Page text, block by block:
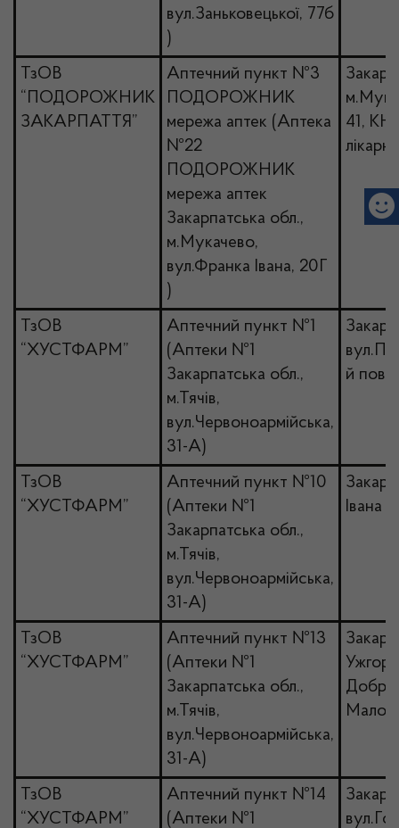
вул.Заньковецької, 77б
)
ТзОВ
“ПОДОРОЖНИК
ЗАКАРПАТТЯ”
Аптечний пункт №3
ПОДОРОЖНИК
мережа аптек (Аптека
№22
ПОДОРОЖНИК
мережа аптек
Закарпатська обл.,
м.Мукачево,
вул.Франка Івана, 20Г
)
41,
ТзОВ
“ХУСТФАРМ”
Аптечний пункт №1
(Аптеки №1
Закарпатська обл.,
м.Тячів,
вул.Червоноармійська,
31-А)
й
ТзОВ
“ХУСТФАРМ”
Аптечний пункт №10
(Аптеки №1
Закарпатська обл.,
м.Тячів,
вул.Червоноармійська,
31-А)
Івана
ТзОВ
“ХУСТФАРМ”
Аптечний пункт №13
(Аптеки №1
Закарпатська обл.,
м.Тячів,
вул.Червоноармійська,
31-А)
ТзОВ
“ХУСТФАРМ”
Аптечний пункт №14
(Аптеки №1